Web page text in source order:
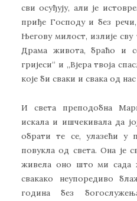
сви осуђују, али је
приђе Господу и без речи,
Његову милост, излије сву
Драма живота, браћо и
гријеси“ и „Вјера твоја
које би сваки и свака од
И света преподобна
искала и ишчекивала да
обрати те се, улазећи у
повукла од света. Она је
живела оно што ми сада
свакако неупоредиво
година без